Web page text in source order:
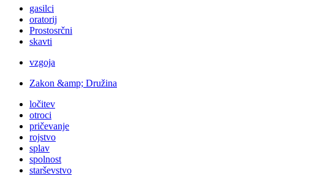
gasilci
oratorij
Prostosrčni
skavti
vzgoja
Zakon &amp; Družina
ločitev
otroci
pričevanje
rojstvo
splav
spolnost
starševstvo